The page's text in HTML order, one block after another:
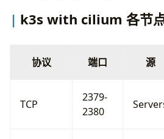
k3s with cilium 各节
协议 端口 源
TCP
2379-
2380